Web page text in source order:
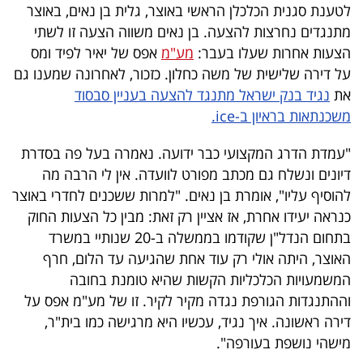
דרושים
ניוזלטרים
אדום
פרסמו
באייס
עקבו
אחרינו:
לטענת סגנית הכלכלן הראשי באוצר, גלית בן נאים, באוצר
מתנגדים נחרצות להצעה. בן נאים משווה הצעה זו לשתי
הצעות אחרות שעלו בעבר: מע"מ אפס של יאיר לפיד ומס
על דירה שלישית של משה כחלון. כזכור, לאחרונה שמענו גם
את נגיד בנק ישראל מתנגד להצעה בעניין סבסוד
משכנתאות בראיון ב-ice.
"עמדת הדרג המקצועי כבר ידועה. נאמרה בעל פה בסדרת
דיונים ונשלח גם מכתב מפורט לוועדה. אין לי הרבה מה
להוסיף עליו", אומרת בן נאים. "למרות ששכנים לחדרי באוצר
כנראה יעידו אחרת, אז אציין רק זאת: מבין כל הצעות החוק
בתחום הנדל"ן שקודמו בממשלה ב-20 שנותיי במשרד
האוצר, היתה אולי רק עוד אחת שהגיעה עד הלום, חרף
המשמעויות הכלכליות הקשות שהיא טומנת בחובה
וההתנגדות הגורפת נגדה מקיר לקיר. זו של מע"מ אפס על
דירה ראשונה. איך נגיד, עכשיו היא מרגישה כמו בית"ר,
מישהי נושפת בעורפה".